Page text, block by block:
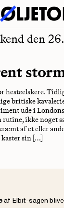
den
hesteelskere.
britiske
ude i
rutine, ikke noget
af et eller
kaster sin […]
af Elbit-sagen